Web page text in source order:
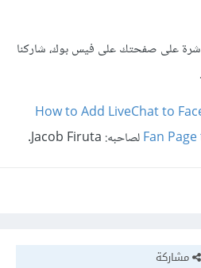
على صفحتك على فيس بوك، شاركنا
How to Add LiveChat to
Fanلصاحبه: Jacob Firuta.
مشاركة